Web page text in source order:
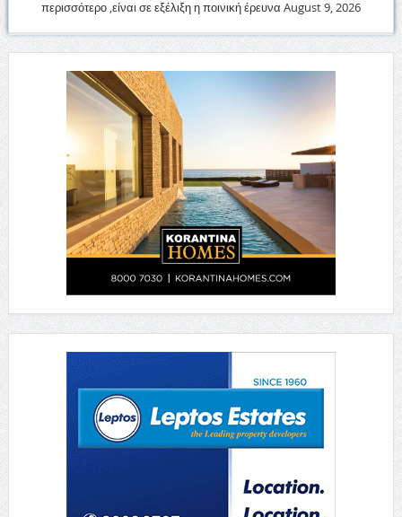
περισσότερο ,είναι σε εξέλιξη η ποινική έρευνα August 9, 2026